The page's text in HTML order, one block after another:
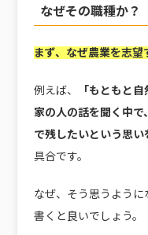
なぜその職種か？
まず、なぜ農業を志望
例えば、
「もともと
家の人の話を聞く中
で残したいという思い
具合です。
なぜ、そう思うよう
書くと良いでしょう。